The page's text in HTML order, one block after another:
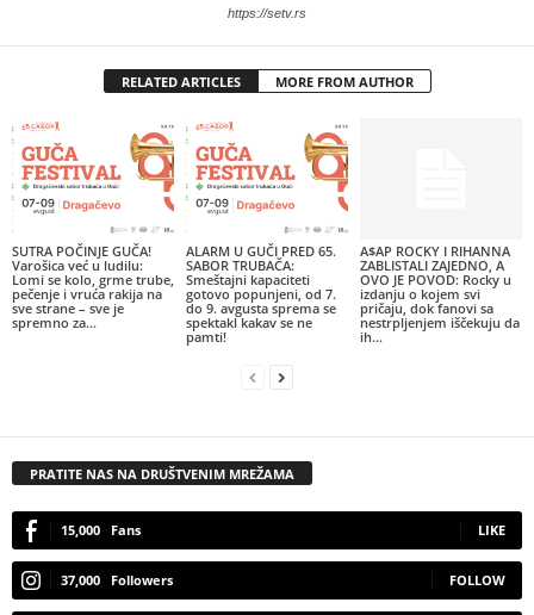
https://setv.rs
RELATED ARTICLES MORE FROM AUTHOR
SUTRA POČINJE GUČA!
Varošica već u ludilu:
Lomi se kolo, grme trube,
pečenje i vruća rakija na
sve strane – sve je
spremno za...
ALARM U GUČI PRED 65.
SABOR TRUBAČA:
Smeštajni kapaciteti
gotovo popunjeni, od 7.
do 9. avgusta sprema se
spektakl kakav se ne
pamti!
A$AP ROCKY I RIHANNA
ZABLISTALI ZAJEDNO, A
OVO JE POVOD: Rocky u
izdanju o kojem svi
pričaju, dok fanovi sa
nestrpljenjem iščekuju da
ih...
PRATITE NAS NA DRUŠTVENIM MREŽAMA
15,000 Fans LIKE
37,000 Followers FOLLOW